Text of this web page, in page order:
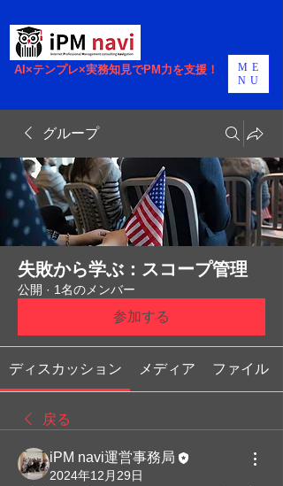
AI×テンプレ×実務知見でPM力を支援！
ME
NU
グループ
失敗から学ぶ：スコープ管理
公開 · 1名のメンバー
参加する
ディスカッション メディア ファイル
戻る
iPM navi運営事務局
2024年12月29日